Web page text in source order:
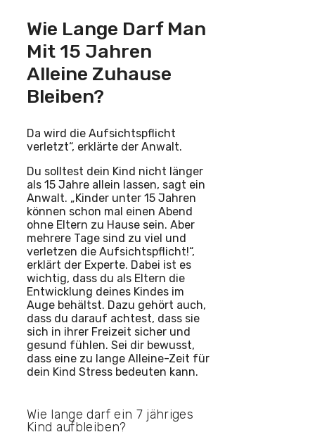
Wie Lange Darf Man
Mit 15 Jahren
Alleine Zuhause
Bleiben?
Da wird die Aufsichtspflicht
verletzt“, erklärte der Anwalt.
Du solltest dein Kind nicht länger
als 15 Jahre allein lassen, sagt ein
Anwalt. „Kinder unter 15 Jahren
können schon mal einen Abend
ohne Eltern zu Hause sein. Aber
mehrere Tage sind zu viel und
verletzen die Aufsichtspflicht!“,
erklärt der Experte. Dabei ist es
wichtig, dass du als Eltern die
Entwicklung deines Kindes im
Auge behältst. Dazu gehört auch,
dass du darauf achtest, dass sie
sich in ihrer Freizeit sicher und
gesund fühlen. Sei dir bewusst,
dass eine zu lange Alleine-Zeit für
dein Kind Stress bedeuten kann.
Wie lange darf ein 7 jähriges
Kind aufbleiben?